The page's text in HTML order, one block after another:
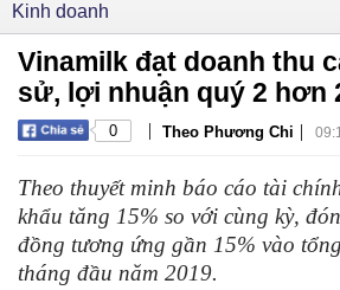
Kinh doanh
Vinamilk đạt doanh thu
sử, lợi nhuận quý 2 hơn
0 | Theo Phương Chi |
Theo thuyết minh báo cáo tài
khẩu tăng 15% so với cùng kỳ,
đồng tương ứng gần 15% vào
tháng đầu năm 2019.